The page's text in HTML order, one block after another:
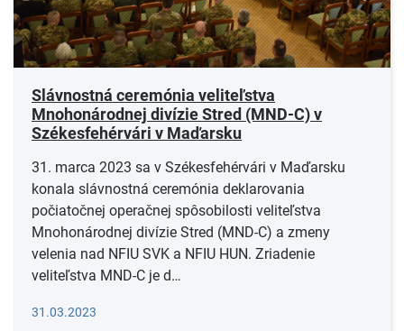
Slávnostná ceremónia veliteľstva
Mnohonárodnej divízie Stred (MND-C) v
Székesfehérvári v Maďarsku
31. marca 2023 sa v Székesfehérvári v Maďarsku
konala slávnostná ceremónia deklarovania
počiatočnej operačnej spôsobilosti veliteľstva
Mnohonárodnej divízie Stred (MND-C) a zmeny
velenia nad NFIU SVK a NFIU HUN. Zriadenie
veliteľstva MND-C je d…
31.03.2023